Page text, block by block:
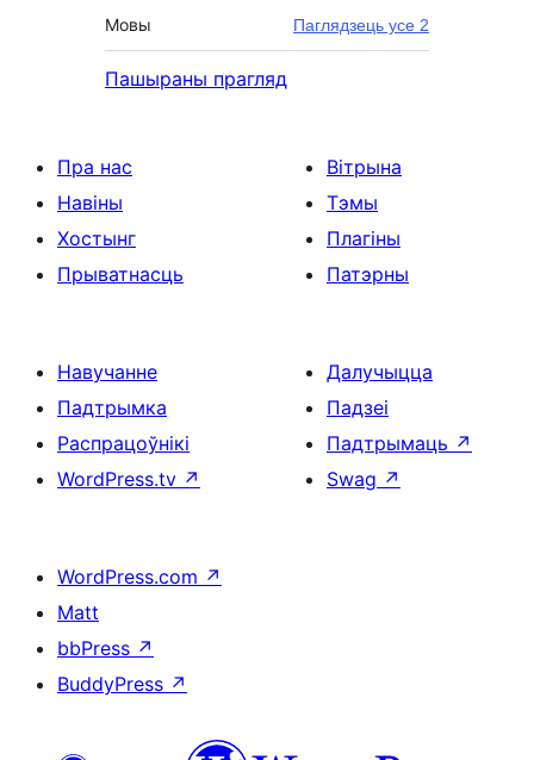
Мовы Паглядзець усе 2
Пашыраны прагляд
Пра нас
Навіны
Хостынг
Прыватнасць
Вітрына
Тэмы
Плагіны
Патэрны
Навучанне
Падтрымка
Распрацоўнікі
WordPress.tv ↗
Далучыцца
Падзеі
Падтрымаць ↗
Swag ↗
WordPress.com ↗
Matt
bbPress ↗
BuddyPress ↗